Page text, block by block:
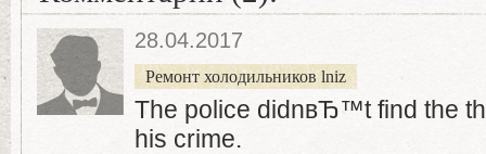
28.04.2017
Ремонт холодильников lniz
The police didnвЂ™t find the
his crime.